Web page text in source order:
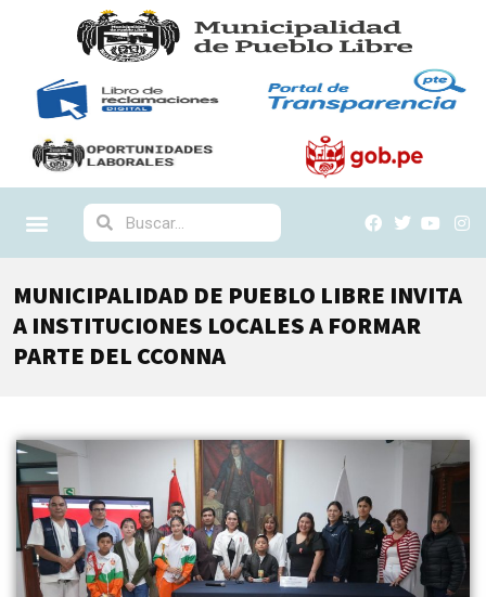
MUNICIPALIDAD DE PUEBLO LIBRE INVITA
A INSTITUCIONES LOCALES A FORMAR
PARTE DEL CCONNA